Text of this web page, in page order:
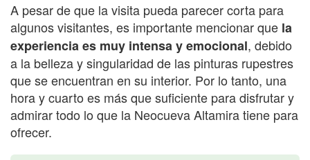
A pesar de que la visita pueda parecer corta para
algunos visitantes, es importante mencionar que la
experiencia es muy intensa y emocional, debido
a la belleza y singularidad de las pinturas rupestres
que se encuentran en su interior. Por lo tanto, una
hora y cuarto es más que suficiente para disfrutar y
admirar todo lo que la Neocueva Altamira tiene para
ofrecer.